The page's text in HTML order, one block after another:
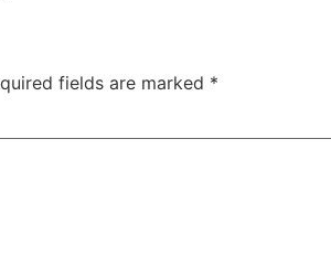
fields are marked *